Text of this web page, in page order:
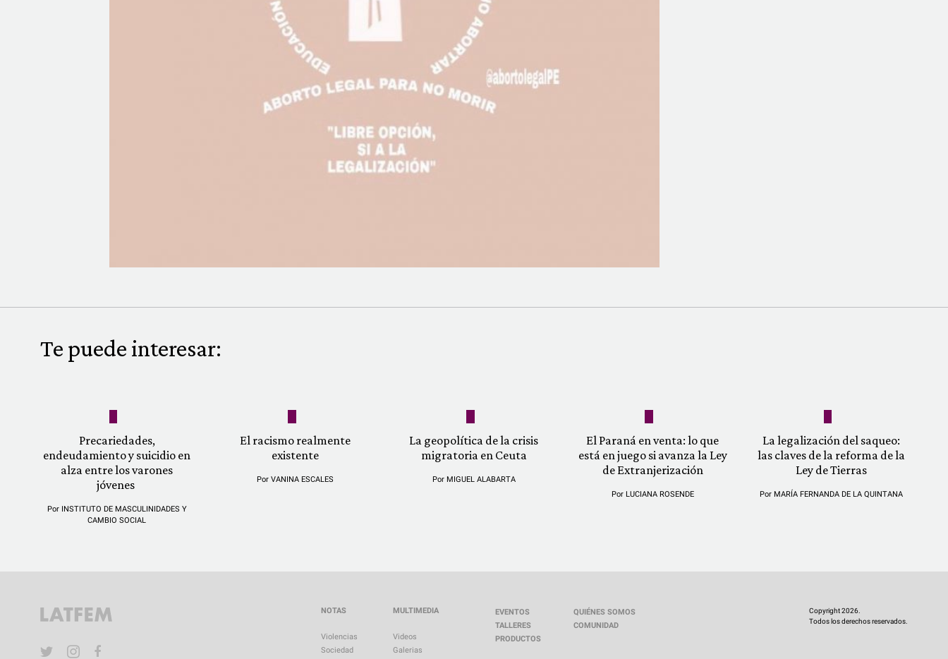
Te puede interesar:
Precariedades,
endeudamiento y suicidio en
alza entre los varones
jóvenes
Por INSTITUTO DE MASCULINIDADES Y
CAMBIO SOCIAL
El racismo realmente
existente
PorVANINA ESCALES
La geopolítica de la crisis
migratoria en Ceuta
Por MIGUEL ALABARTA
El Paraná en venta: lo que
está en juego si avanza la Ley
de Extranjerización
Por LUCIANA ROSENDE
La legalización del saqueo:
las claves de la reforma de la
Ley de Tierras
Por MARÍA FERNANDA DE LA QUINTANA
NOTAS
Violencias
Sociedad
MULTIMEDIA
Videos
Galerias
EVENTOS
TALLERES
PRODUCTOS
QUIÉNES SOMOS
COMUNIDAD
Copyright 2026.
Todos los derechos reservados.